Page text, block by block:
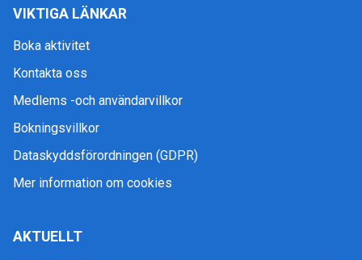
VIKTIGA LÄNKAR
Boka aktivitet
Kontakta oss
Medlems -och användarvillkor
Bokningsvillkor
Dataskyddsförordningen (GDPR)
Mer information om cookies
AKTUELLT